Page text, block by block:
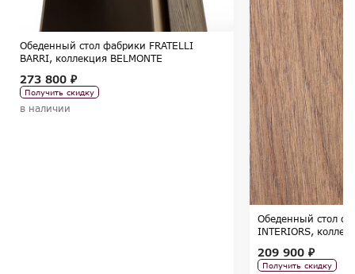
Обеденный стол фабрики FRATELLI
BARRI, коллекция BELMONTE
273 800 ₽
Получить скидку
в наличии
Обеденный стол
INTERIORS,
209 900 ₽
Получить скидку